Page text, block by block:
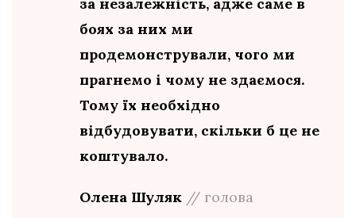
боях за них ми
продемонстрували, чого ми
прагнемо і чому не здаємося.
Тому їх необхідно
відбудовувати, скільки б це не
коштувало.
Олена Шуляк // голова